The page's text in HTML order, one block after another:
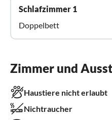
Schlafzimmer 1
Doppelbett
Zimmer und
Haustiere nicht erlaubt
Nichtraucher